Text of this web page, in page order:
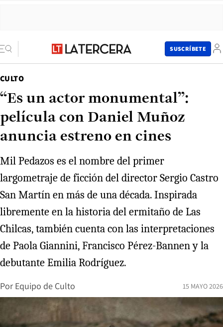
SUSCRÍBETE
CULTO
“Es un actor monumental”:
película con Daniel Muñoz
anuncia estreno en cines
Mil Pedazos es el nombre del primer
largometraje de ficción del director Sergio Castro
San Martín en más de una década. Inspirada
libremente en la historia del ermitaño de Las
Chilcas, también cuenta con las interpretaciones
de Paola Giannini, Francisco Pérez-Bannen y la
debutante Emilia Rodríguez.
Por Equipo de Culto 15 MAYO 2026